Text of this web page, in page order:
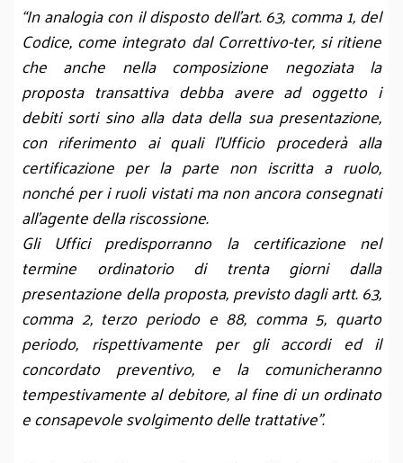
“In analogia con il disposto dell’art. 63, comma 1, del
Codice, come integrato dal Correttivo-ter, si ritiene
che anche nella composizione negoziata la
proposta transattiva debba avere ad oggetto i
debiti sorti sino alla data della sua presentazione,
con riferimento ai quali l’Ufficio procederà alla
certificazione per la parte non iscritta a ruolo,
nonché per i ruoli vistati ma non ancora consegnati
all’agente della riscossione.
Gli Uffici predisporranno la certificazione nel
termine ordinatorio di trenta giorni dalla
presentazione della proposta, previsto dagli artt. 63,
comma 2, terzo periodo e 88, comma 5, quarto
periodo, rispettivamente per gli accordi ed il
concordato preventivo, e la comunicheranno
tempestivamente al debitore, al fine di un ordinato
e consapevole svolgimento delle trattative”.